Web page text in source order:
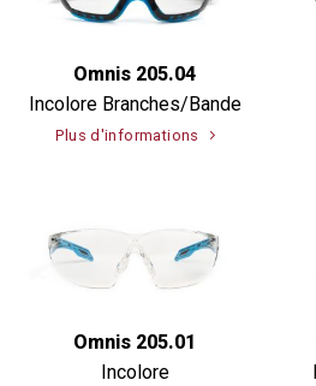
Omnis 205.04
Incolore Branches/Bande
Plus d'informations
Omnis 205.01
Incolore